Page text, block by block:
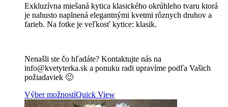
Exkluzívna miešaná kytica klasického okrúhleho tvaru ktorá
je nahusto naplnená elegantnými kvetmi rôznych druhov a
farieb. Na fotke je veľkosť kytice: klasik.
Nenašli ste čo hľadáte? Kontaktujte nás na
info@kvetyterka.sk a ponuku radi upravíme podľa Vašich
požiadaviek 🙂
Výber možnostíQuick View